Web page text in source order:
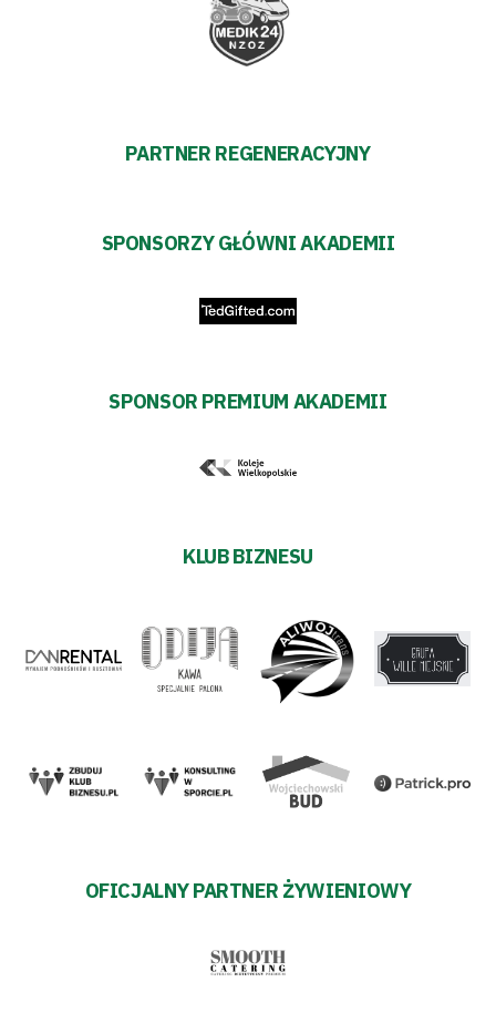
PARTNER REGENERACYJNY
SPONSORZY GŁÓWNI AKADEMII
SPONSOR PREMIUM AKADEMII
KLUB BIZNESU
OFICJALNY PARTNER ŻYWIENIOWY